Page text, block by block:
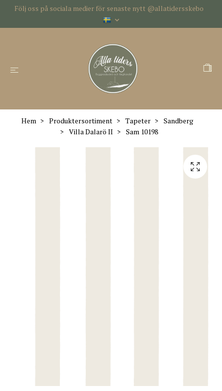
Följ oss på sociala medier för senaste nytt @allatidersskebo
Hem Produktersortiment Tapeter
Sandberg
Villa Dalarö II
Sam 10198